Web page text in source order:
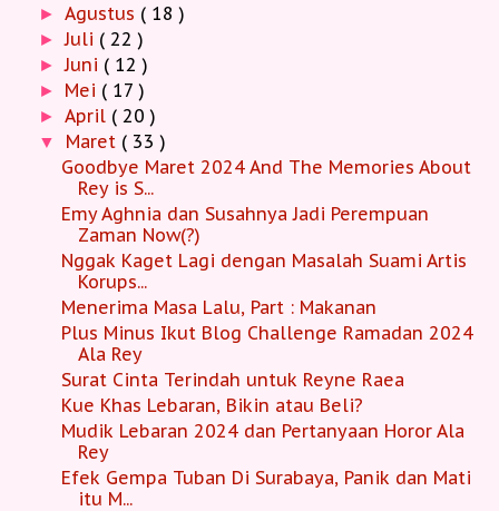
►Agustus ( 18 )
►Juli ( 22 )
►Juni ( 12 )
► Mei ( 17 )
►April ( 20 )
▼ Maret ( 33 )
Goodbye Maret 2024 And The Memories About
Rey is S...
Emy Aghnia dan Susahnya Jadi Perempuan
Zaman Now(?)
Nggak Kaget Lagi dengan Masalah Suami Artis
Korups...
Menerima Masa Lalu, Part : Makanan
Plus Minus Ikut Blog Challenge Ramadan 2024
Ala Rey
Surat Cinta Terindah untuk Reyne Raea
Kue Khas Lebaran, Bikin atau Beli?
Mudik Lebaran 2024 dan Pertanyaan Horor Ala
Rey
Efek Gempa Tuban Di Surabaya, Panik dan Mati
itu M...